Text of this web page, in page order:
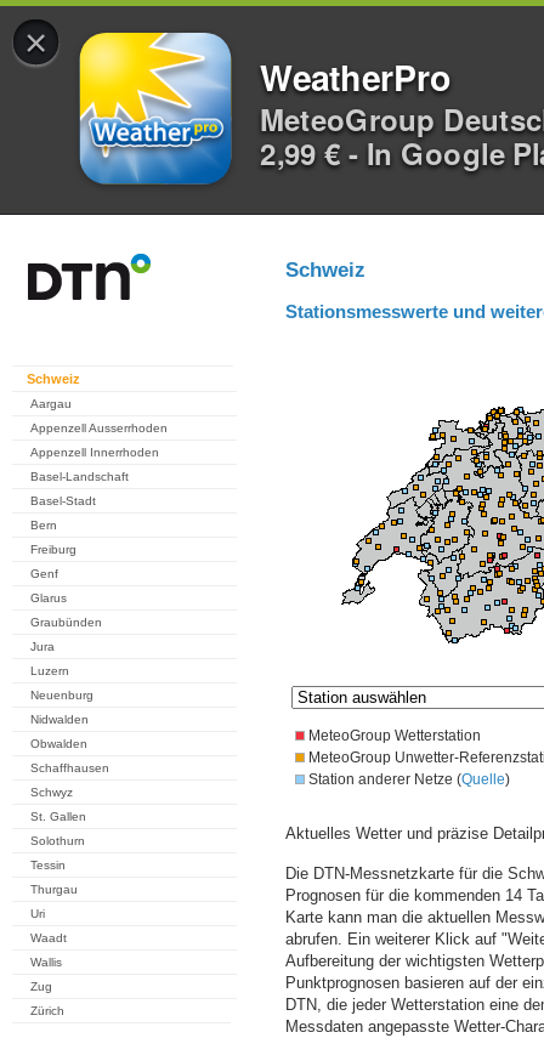
×
WeatherPro
MeteoGroup
2,99 € - In Google
Schweiz
Aargau
Appenzell Ausserrhoden
Appenzell Innerrhoden
Basel-Landschaft
Basel-Stadt
Bern
Freiburg
Genf
Glarus
Graubünden
Jura
Luzern
Neuenburg
Nidwalden
Obwalden
Schaffhausen
Schwyz
St. Gallen
Solothurn
Tessin
Thurgau
Uri
Waadt
Wallis
Zug
Zürich
Schweiz
Stationsmesswerte und
MeteoGroup Wetterstation
MeteoGroup Unwetter-
Station anderer Netze (Quelle)
Aktuelles Wetter und präzise
Die DTN-Messnetzkarte für die
Prognosen für die kommenden 14
Karte kann man die aktuellen
abrufen. Ein weiterer Klick auf
Aufbereitung der wichtigsten
Punktprognosen basieren auf der
DTN, die jeder Wetterstation eine
Messdaten angepasste Wetter-